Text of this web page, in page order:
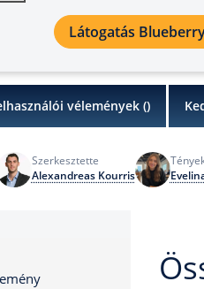
Látogatás
vélemények ()
Szerkesztette
Alexandreas Kourris